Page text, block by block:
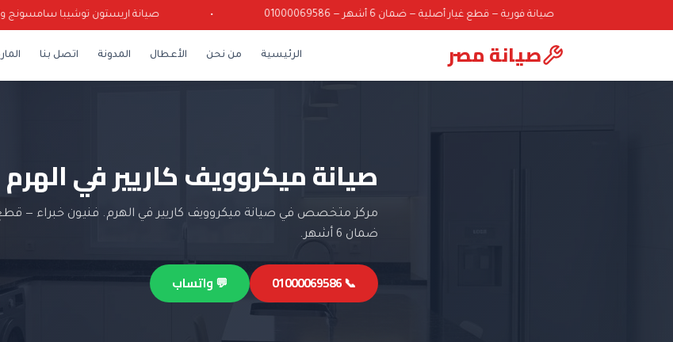
صيانة فورية — قطع غيار أصلية — ضمان 6 أشهر — 01000069586 صيانة اريستون توشيبا سامسونج وايت
صيانة مصر الرئيسية من نحن الأعطال المدونة اتصل بنا
صيانة ميكروويف كاريير في الهرم
مركز متخصص في صيانة ميكروويف كاريير في الهرم. فنيون خبراء —
ضمان 6 أشهر.
📞 01000069586 💬 واتساب